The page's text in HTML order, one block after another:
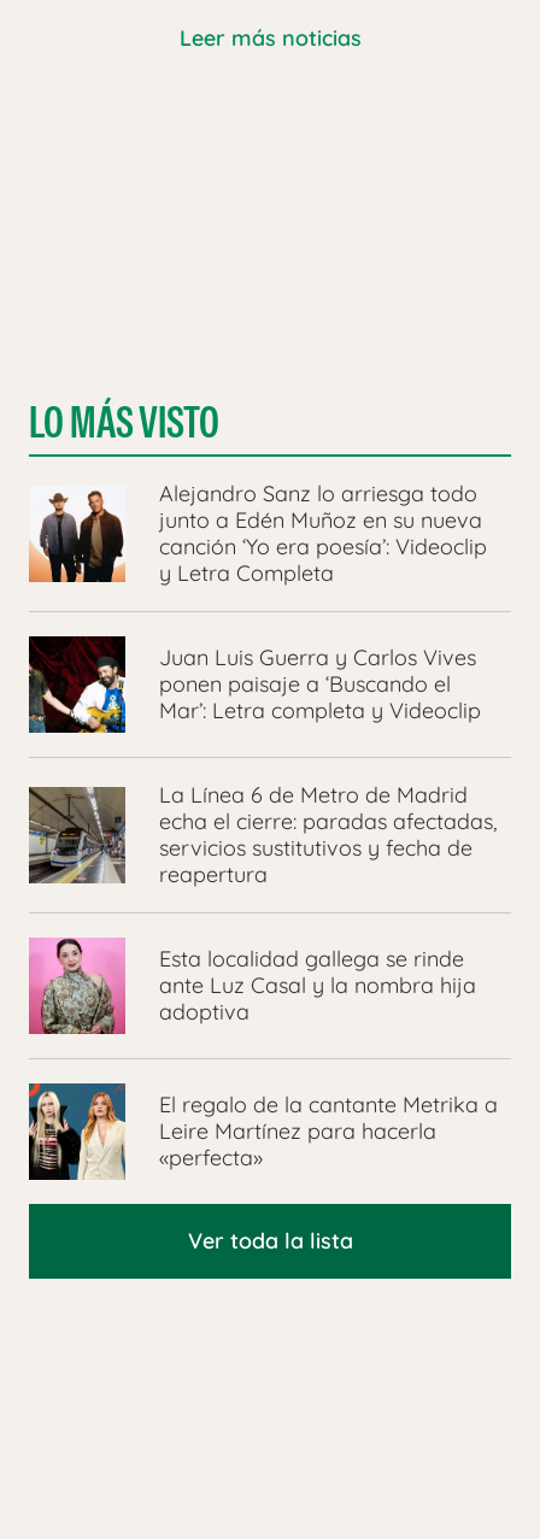
Leer más noticias
LO MÁS VISTO
Alejandro Sanz lo arriesga todo
junto a Edén Muñoz en su nueva
canción ‘Yo era poesía’: Videoclip
y Letra Completa
Juan Luis Guerra y Carlos Vives
ponen paisaje a ‘Buscando el
Mar’: Letra completa y Videoclip
La Línea 6 de Metro de Madrid
echa el cierre: paradas afectadas,
servicios sustitutivos y fecha de
reapertura
Esta localidad gallega se rinde
ante Luz Casal y la nombra hija
adoptiva
El regalo de la cantante Metrika a
Leire Martínez para hacerla
«perfecta»
Ver toda la lista